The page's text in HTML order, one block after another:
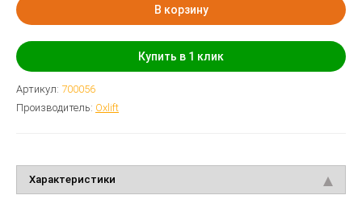
В корзину
Купить в 1 клик
Артикул: 700056
Производитель: Oxlift
Характеристики